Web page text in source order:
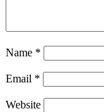
Name *
Email *
Website